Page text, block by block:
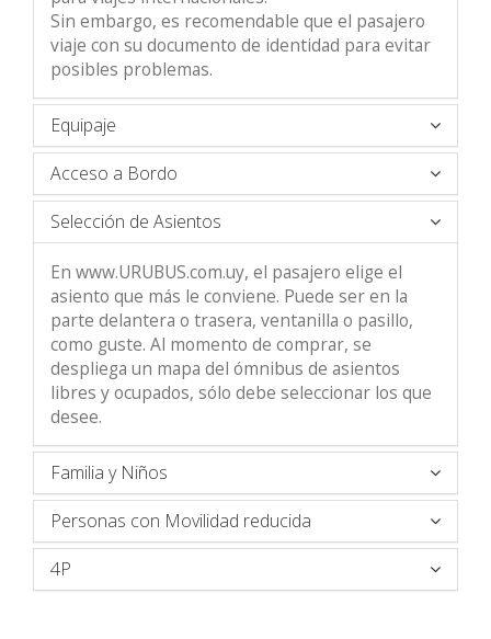
Sin embargo, es recomendable que el pasajero
viaje con su documento de identidad para evitar
posibles problemas.
Equipaje
Acceso a Bordo
Selección de Asientos
En www.URUBUS.com.uy, el pasajero elige el
asiento que más le conviene. Puede ser en la
parte delantera o trasera, ventanilla o pasillo,
como guste. Al momento de comprar, se
despliega un mapa del ómnibus de asientos
libres y ocupados, sólo debe seleccionar los que
desee.
Familia y Niños
Personas con Movilidad reducida
4P